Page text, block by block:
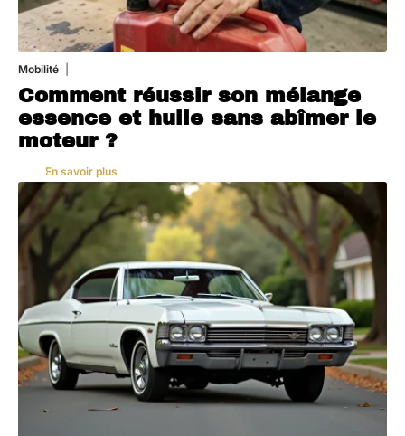
Mobilité
Comment réussir son mélange
essence et huile sans abîmer le
moteur ?
En savoir plus